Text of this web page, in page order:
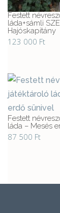
Festett
láda+sámli
Hajóskapitány
123 000 Ft
Festett
láda – Mesés
87 500 Ft